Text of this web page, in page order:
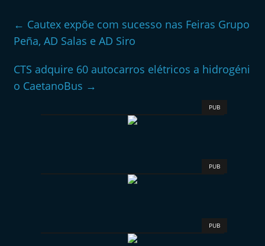
← Cautex expõe com sucesso nas Feiras Grupo
Peña, AD Salas e AD Siro
CTS adquire 60 autocarros elétricos a hidrogéni
o CaetanoBus →
PUB
PUB
PUB